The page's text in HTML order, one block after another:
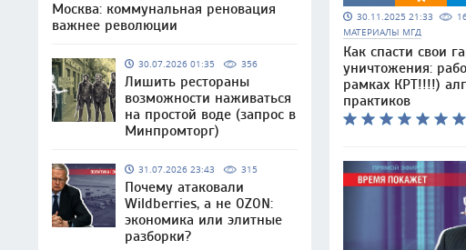
Москва: коммунальная реновация
важнее революции
30.07.2026 01:35 356
Лишить рестораны
возможности наживаться
на простой воде (запрос в
Минпромторг)
31.07.2026 23:43 315
Почему атаковали
Wildberries, а не OZON:
экономика или элитные
разборки?
30.11.2025 21:33
МАТЕРИАЛЫ МГД
Как спасти свои
уничтожения:
рамках КРТ!!!!)
практиков